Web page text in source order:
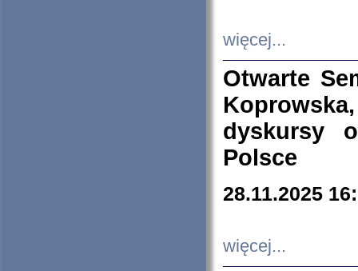
więcej...
Otwarte
dyskursy
Polsce
28.11.2025
więcej...